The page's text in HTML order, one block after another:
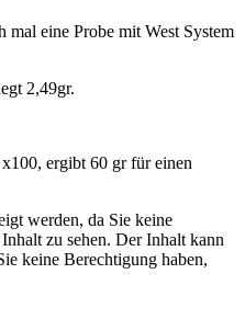
mal eine Probe mit West System
2,49gr.
ergibt 60 gr für einen
werden, da Sie keine
zu sehen. Der Inhalt kann
keine Berechtigung haben,